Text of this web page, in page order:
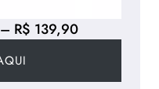
R$ 139,90